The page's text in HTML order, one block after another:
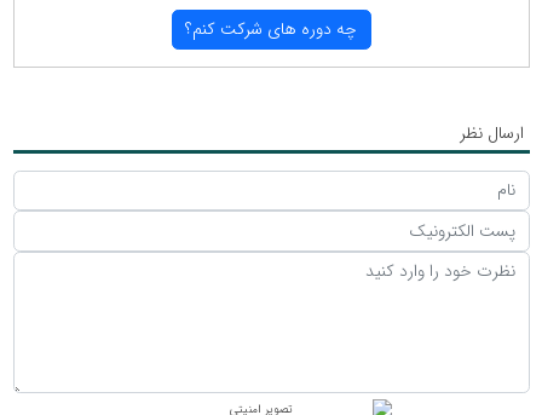
چه دوره های شركت كنم؟
ارسال نظر